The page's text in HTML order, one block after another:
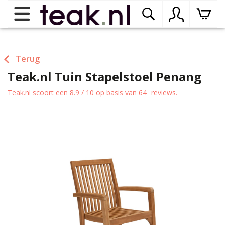
Teak tuinmeubelen
Teak onderhoudsproducten
binnenmeubelen
Terug
Teak.nl Tuin Stapelstoel Penang
Teak.nl scoort een 8.9 / 10 op basis van 64 reviews.